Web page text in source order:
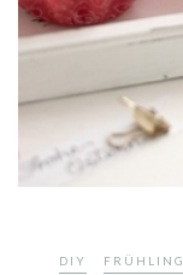
DIY FRÜHLING